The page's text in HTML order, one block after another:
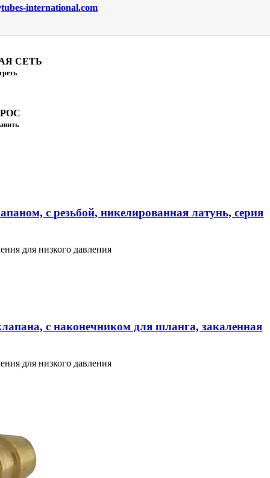
international.com
СЕТЬ
с резьбой, никелированная латунь, серия
для низкого давления
с наконечником для шланга, закаленная
для низкого давления